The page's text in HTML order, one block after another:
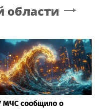
области
МЧС сообщило о